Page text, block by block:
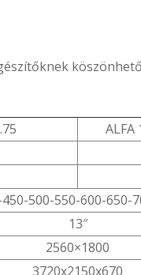
500-550-600-650-
13″
2560×1800
3720x2150x670